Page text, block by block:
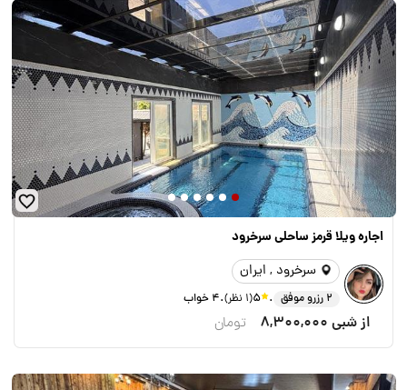
اجاره ویلا قرمز ساحلى سرخرود
سرخرود , ایران
2 رزرو موفق .
5(1 نظر) .4 خواب
از شبی 8,300,000 تومان